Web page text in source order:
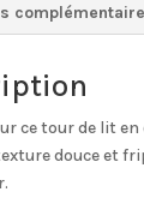
ce tour de lit en
douce et